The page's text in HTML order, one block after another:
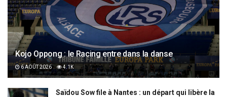
Kojo Oppong : le Racing entre dans la danse
6 AOÛT 2026 4.1K
Saïdou Sow file à Nantes : un départ qui libère la